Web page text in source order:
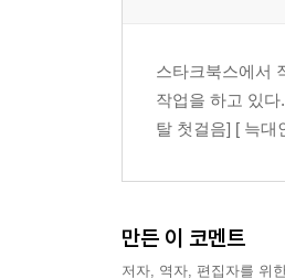
스타크북스에서
작업을 하고 있
탈 첫걸음] [ 늑대
만든 이 코멘트
저자, 역자, 편집자를 위